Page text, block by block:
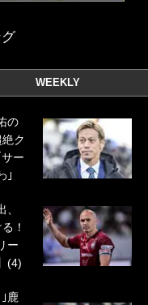
WEEKLY
の
ク
ー
｣
！
ー
(4)
鹿